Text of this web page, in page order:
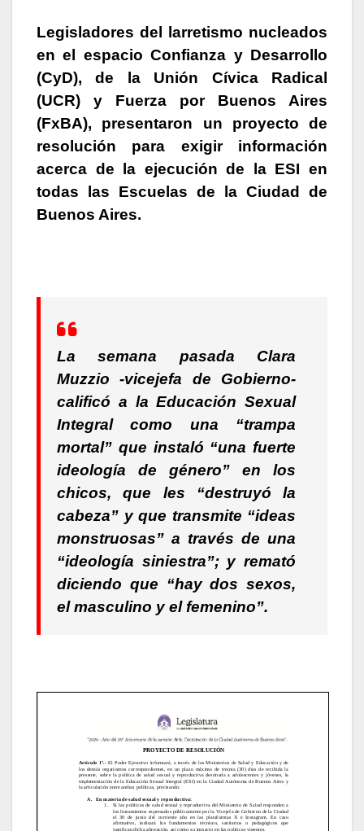
Legisladores del larretismo nucleados
en el espacio Confianza y Desarrollo
(CyD), de la Unión Cívica Radical
(UCR) y Fuerza por Buenos Aires
(FxBA), presentaron un proyecto de
resolución para exigir información
acerca de la ejecución de la ESI en
todas las Escuelas de la Ciudad de
Buenos Aires.
La semana pasada Clara
Muzzio -vicejefa de Gobierno-
calificó a la Educación Sexual
Integral como una “trampa
mortal” que instaló “una fuerte
ideología de género” en los
chicos, que les “destruyó la
cabeza” y que transmite “ideas
monstruosas” a través de una
“ideología siniestra”; y remató
diciendo que “hay dos sexos,
el masculino y el femenino”.